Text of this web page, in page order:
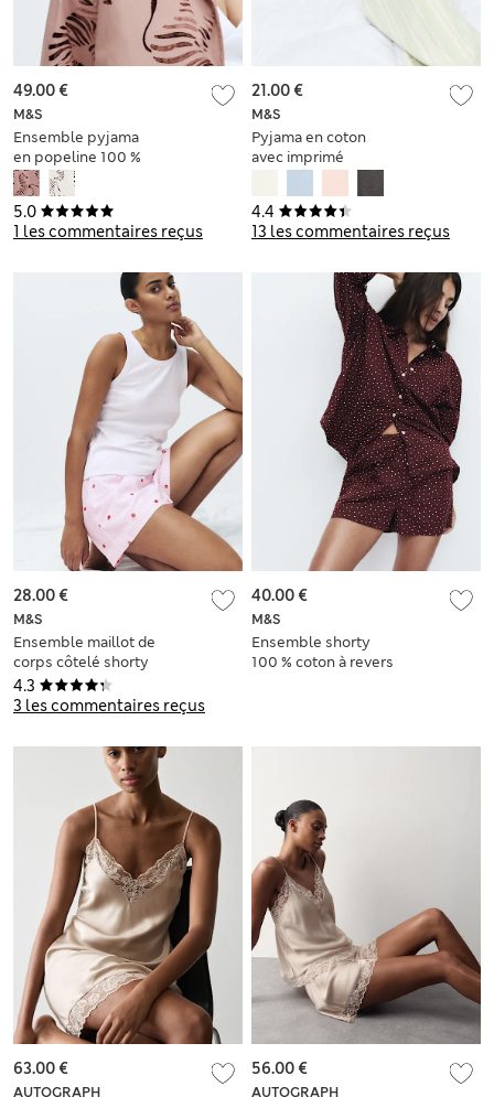
5.0
1 les commentaires reçus
M&S
Ensemble pyjama
en popeline 100 %
coton à revers et
imprimé zèbre
49.00 €
4.4
13 les commentaires reçus
M&S
Pyjama en coton
avec imprimé
21.00 €
4.3
3 les commentaires reçus
M&S
Ensemble maillot de
corps côtelé shorty
à imprimé tomate
28.00 €
M&S
Ensemble shorty
100 % coton à revers
40.00 €
AUTOGRAPH
63.00 €
AUTOGRAPH
56.00 €